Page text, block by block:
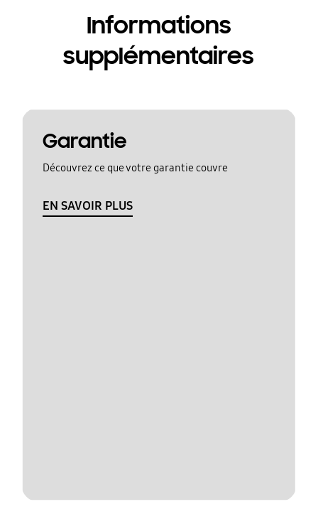
Informations
supplémentaires
Garantie
Découvrez ce que votre garantie couvre
EN SAVOIR PLUS